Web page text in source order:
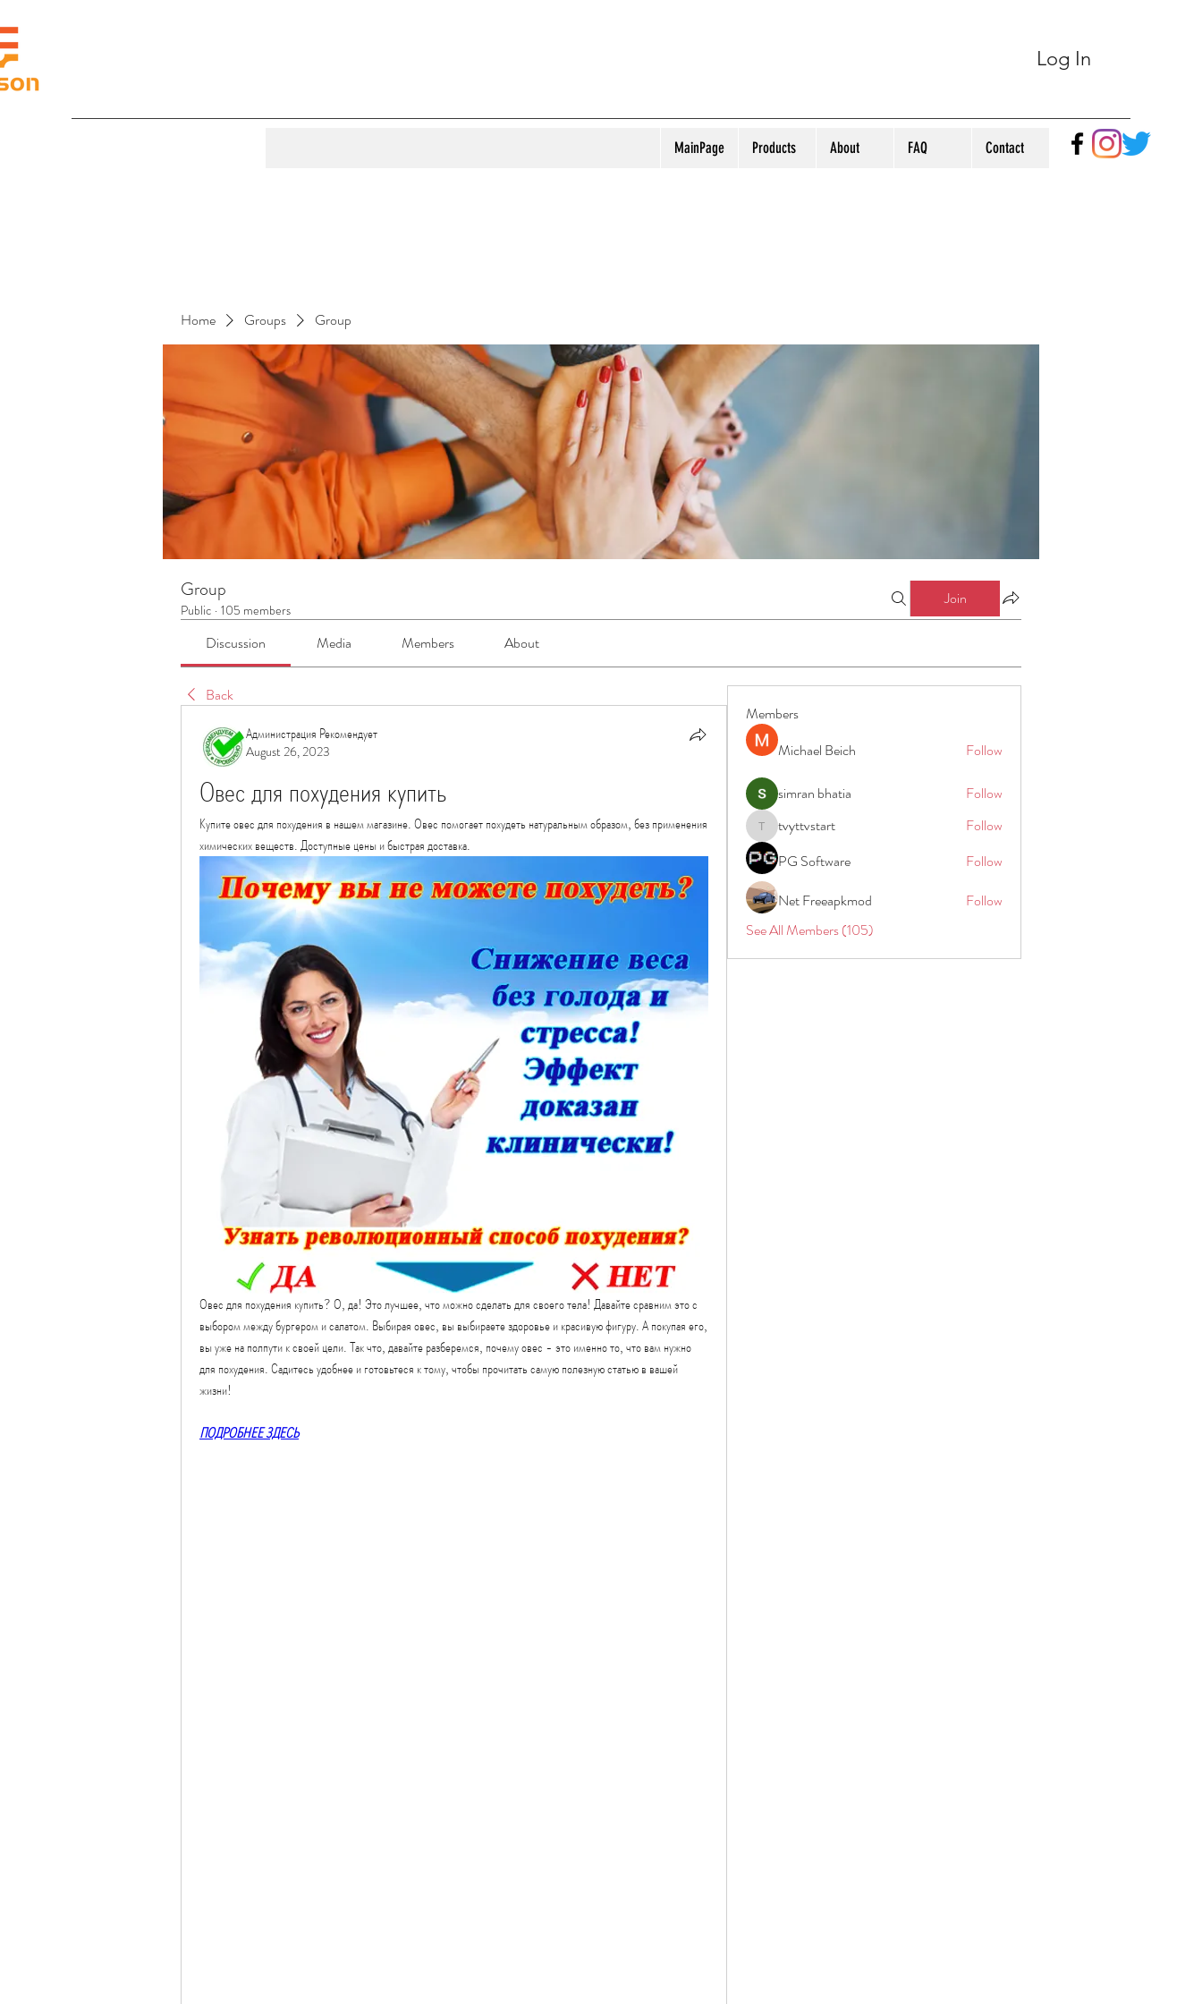
Log In
MainPage Products About FAQ Contact
Home Groups Group
Group
Public · 105 members
Join
Discussion Media Members About
Back
Администрация Рекомендует
August 26, 2023
Овес для похудения купить
Купите овес для похудения в нашем магазине. Овес помогает похудеть натуральным образом, без применения
химических веществ. Доступные цены и быстрая доставка.
Овес для похудения купить? О, да! Это лучшее, что можно сделать для своего тела! Давайте сравним это с
выбором между бургером и салатом. Выбирая овес, вы выбираете здоровье и красивую фигуру. А покупая его,
вы уже на полпути к своей цели. Так что, давайте разберемся, почему овес - это именно то, что вам нужно
для похудения. Садитесь удобнее и готовьтеся к тому, чтобы прочитать самую полезную статью в вашей
жизни!
ПОДРОБНЕЕ ЗДЕСЬ
Members
Michael Beich
Follow
simran bhatia Follow
tvyttvstart
tvyttvstart
Follow
PG Software
Follow
Net Freeapkmod
Follow
See All Members (105)